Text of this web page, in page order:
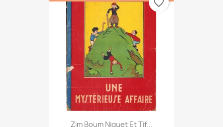
Zim Boum Niquet Et Tif...